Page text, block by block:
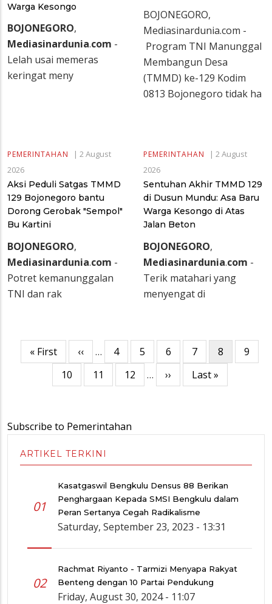
Warga Kesongo
BOJONEGORO,
Mediasinardunia.com -
Lelah usai memeras
keringat meny
BOJONEGORO,
Mediasinardunia.com -
Program TNI Manunggal
Membangun Desa
(TMMD) ke-129 Kodim
0813 Bojonegoro tidak ha
PEMERINTAHAN | 2 August
2026
Aksi Peduli Satgas TMMD
129 Bojonegoro bantu
Dorong Gerobak "Sempol"
Bu Kartini
BOJONEGORO,
Mediasinardunia.com -
Potret kemanunggalan
TNI dan rak
PEMERINTAHAN | 2 August
2026
Sentuhan Akhir TMMD 129
di Dusun Mundu: Asa Baru
Warga Kesongo di Atas
Jalan Beton
BOJONEGORO,
Mediasinardunia.com -
Terik matahari yang
menyengat di
Pagination
First
page
« First
Previous
page
‹‹ … Page
4 Page
5 Page
6 Page
7
Current
page
8 Page
9
Page
10 Page
11 Page
12 …
Next
page
››
Last
page
Last »
Subscribe to Pemerintahan
ARTIKEL TERKINI
01
Kasatgaswil Bengkulu Densus 88 Berikan
Penghargaan Kepada SMSI Bengkulu dalam
Peran Sertanya Cegah Radikalisme
Saturday, September 23, 2023 - 13:31
02
Rachmat Riyanto - Tarmizi Menyapa Rakyat
Benteng dengan 10 Partai Pendukung
Friday, August 30, 2024 - 11:07